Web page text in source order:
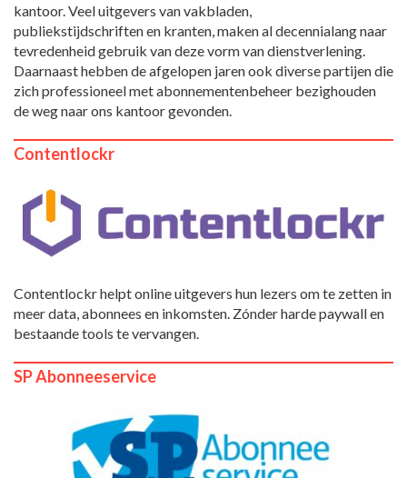
kantoor. Veel uitgevers van vakbladen,
publiekstijdschriften en kranten, maken al decennialang naar
tevredenheid gebruik van deze vorm van dienstverlening.
Daarnaast hebben de afgelopen jaren ook diverse partijen die
zich professioneel met abonnementenbeheer bezighouden
de weg naar ons kantoor gevonden.
Contentlockr
Contentlockr helpt online uitgevers hun lezers om te zetten in
meer data, abonnees en inkomsten. Zónder harde paywall en
bestaande tools te vervangen.
SP Abonneeservice